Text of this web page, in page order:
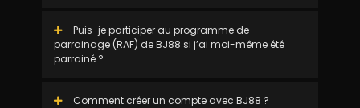
Puis-je participer au programme de
parrainage (RAF) de BJ88 si j’ai moi-même été
parrainé ?
Comment créer un compte avec BJ88 ?